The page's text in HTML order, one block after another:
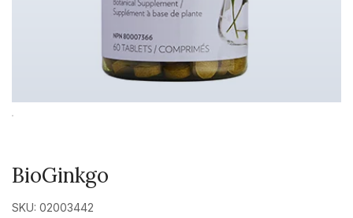
BioGinkgo
SKU: 02003442